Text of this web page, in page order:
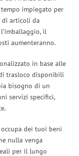
impiegato per
di articoli da
il
aumenteranno.
in base alle
trasloco disponibili
bisogno di un
servizi specifici,
dei tuoi beni
nulla venga
per il lungo